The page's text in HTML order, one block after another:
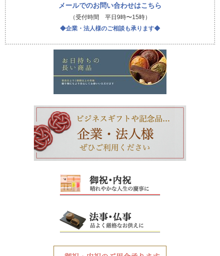
メールでのお問い合わせはこちら
（受付時間 平日9時〜15時）
◆企業・法人様のご相談も承ります◆